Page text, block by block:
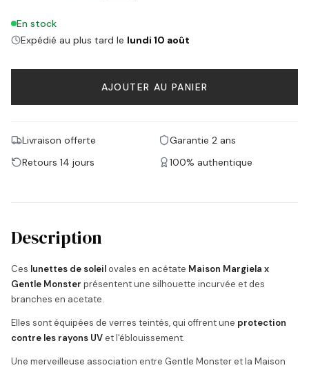
En stock
Expédié au plus tard le lundi 10 août
AJOUTER AU PANIER
Livraison offerte
Garantie 2 ans
Retours 14 jours
100% authentique
Description
Ces lunettes de soleilovales en acétate Maison Margiela x
Gentle Monster présentent une silhouette incurvée et des
branches en acetate.
Elles sont équipées de verres teintés, qui offrent une protection
contre les rayons UVet l'éblouissement.
Une merveilleuse association entre Gentle Monster et la Maison